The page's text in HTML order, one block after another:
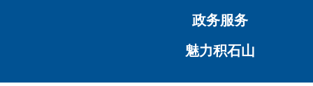
政务服务
魅力积石山